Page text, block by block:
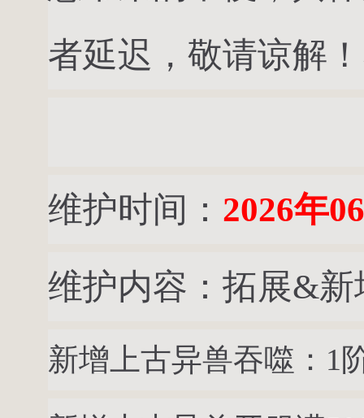
者延迟，敬请谅解
维护时间： 2026年
维护内容：拓展&新
新增上古异兽吞噬：1